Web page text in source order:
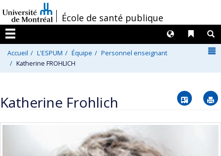
au
contenu
/École de santé publique
Menu
Liens
Langues
Accueil L'ESPUM Équipe
Personnel enseignant
Katherine FROHLICH
Katherine Frohlich Vcard